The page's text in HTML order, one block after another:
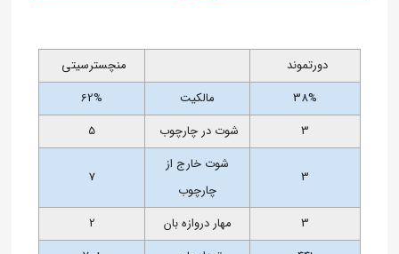
دورتموند
منچسترسیتی
38%
مالکیت
62%
3
شوت در چارچوب 5
3
شوت خارج از
چارچوب
7
3 مهار دروازه بان
2